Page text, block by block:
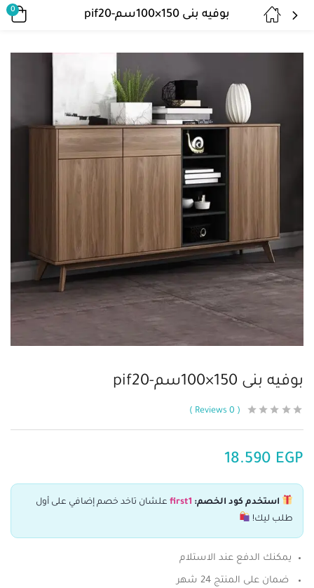
بوفيه بنى 150×100سم-pif20 0
بوفيه بنى 150×100سم-pif20
0
18.590 EGP
استخدم كود الخصم: first1علشان تاخد خصم إضافي على أول
طلب ليك!
يمكنك الدفع عند الاستلام
ضمان على المنتج 24 شهر